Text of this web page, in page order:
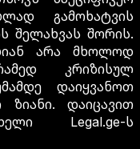
გამოხატვის
შელახვას შორის.
არა მხოლოდ
კრიზისულ
დაიყვანოთ
ზიანი. დაიცავით
Legal.ge-ს